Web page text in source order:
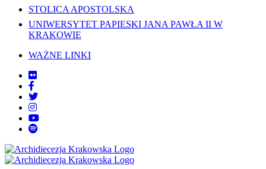
STOLICA APOSTOLSKA
UNIWERSYTET PAPIESKI JANA PAWŁA II W
KRAKOWIE
WAŻNE LINKI